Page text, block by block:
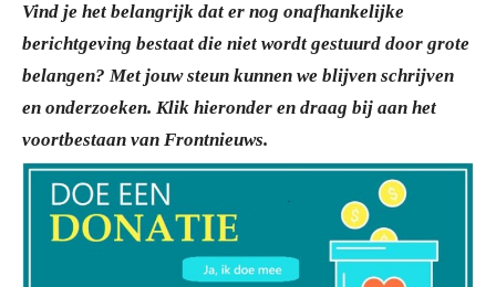
Vind je het belangrijk dat er nog onafhankelijke
berichtgeving bestaat die niet wordt gestuurd door grote
belangen? Met jouw steun kunnen we blijven schrijven
en onderzoeken. Klik hieronder en draag bij aan het
voortbestaan van Frontnieuws.